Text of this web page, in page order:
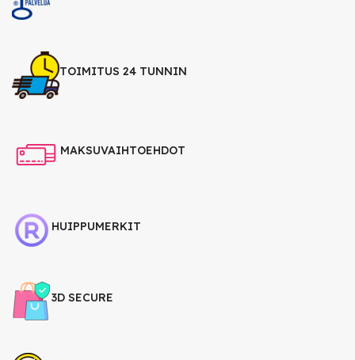
TOIMITUS 24 TUNNIN
MAKSUVAIHTOEHDOT
HUIPPUMERKIT
3D SECURE